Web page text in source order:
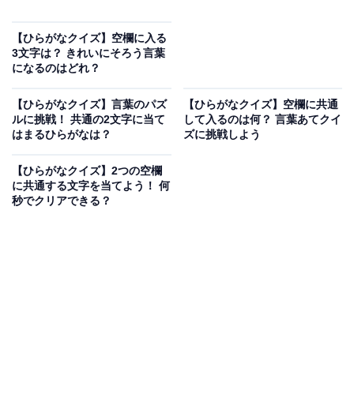
【ひらがなクイズ】空欄に入る
3文字は？ きれいにそろう言葉
になるのはどれ？
【ひらがなクイズ】言葉のパズ
ルに挑戦！ 共通の2文字に当て
はまるひらがなは？
【ひらがなクイズ】空欄に共通
して入るのは何？ 言葉あてクイ
ズに挑戦しよう
【ひらがなクイズ】2つの空欄
に共通する文字を当てよう！ 何
秒でクリアできる？